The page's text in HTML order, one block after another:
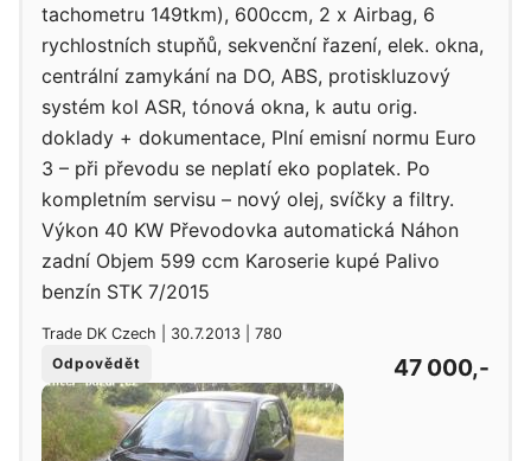
tachometru 149tkm), 600ccm, 2 x Airbag, 6
rychlostních stupňů, sekvenční řazení, elek. okna,
centrální zamykání na DO, ABS, protiskluzový
systém kol ASR, tónová okna, k autu orig.
doklady + dokumentace, Plní emisní normu Euro
3 – při převodu se neplatí eko poplatek. Po
kompletním servisu – nový olej, svíčky a filtry.
Výkon 40 KW Převodovka automatická Náhon
zadní Objem 599 ccm Karoserie kupé Palivo
benzín STK 7/2015
Trade DK Czech | 30.7.2013 | 780
Odpovědět
47 000,-